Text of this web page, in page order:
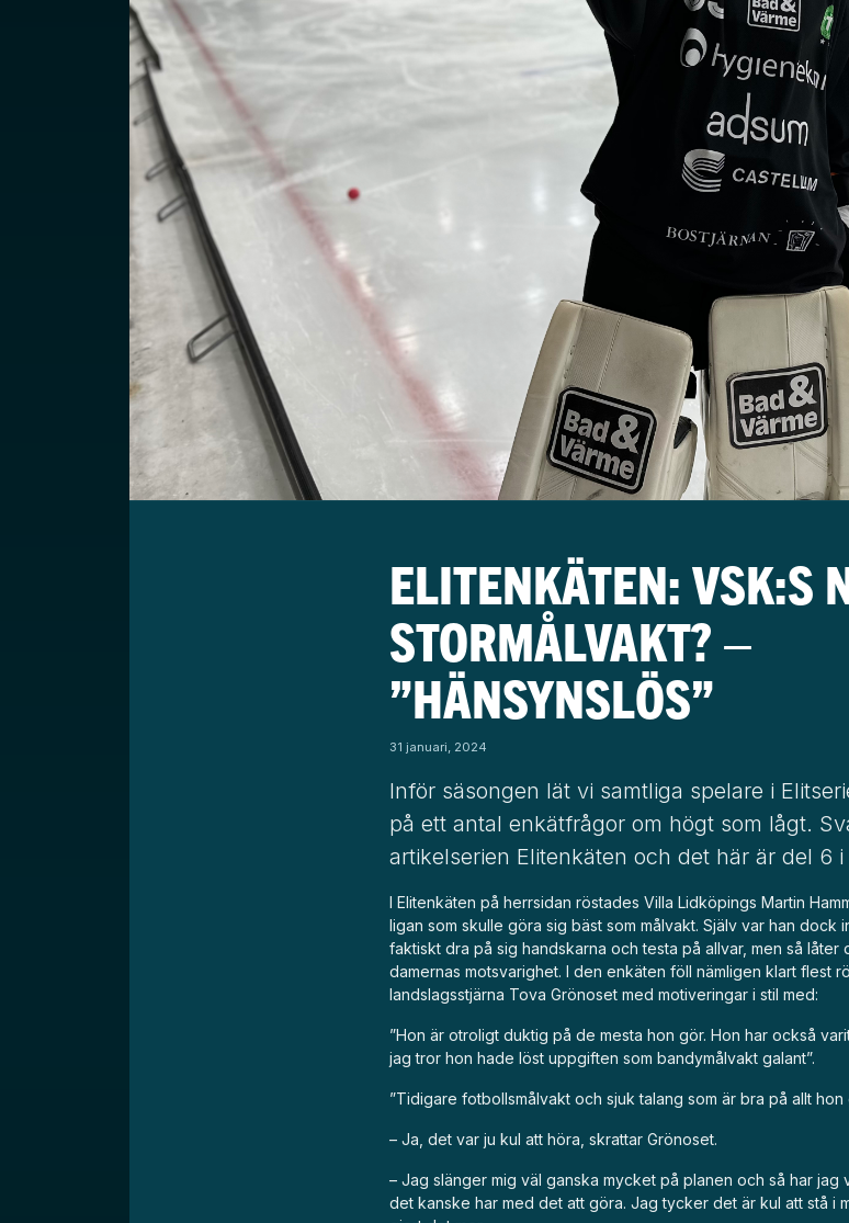
ELITENKÄTEN: VSK:S
STORMÅLVAKT? –
”HÄNSYNSLÖS”
31 januari, 2024
Inför säsongen lät vi samtliga spelare i
på ett antal enkätfrågor om högt som lågt.
artikelserien Elitenkäten och det här är del 6 i
I Elitenkäten på herrsidan röstades Villa Lidköpings Martin
ligan som skulle göra sig bäst som målvakt. Själv var han dock
faktiskt dra på sig handskarna och testa på allvar, men så låter
damernas motsvarighet. I den enkäten föll nämligen klart flest
landslagsstjärna Tova Grönoset med motiveringar i stil med:
”Hon är otroligt duktig på de mesta hon gör. Hon har också
jag tror hon hade löst uppgiften som bandymålvakt galant”.
”Tidigare fotbollsmålvakt och sjuk talang som är bra på allt hon
– Ja, det var ju kul att höra, skrattar Grönoset.
– Jag slänger mig väl ganska mycket på planen och så har jag
det kanske har med det att göra. Jag tycker det är kul att stå i